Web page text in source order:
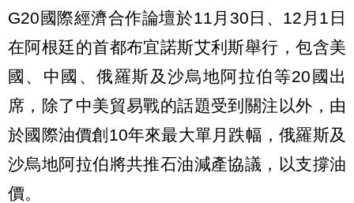
G20國際經濟合作論壇於11月30日、12月1日
在阿根廷的首都布宜諾斯艾利斯舉行，包含美
國、中國、俄羅斯及沙烏地阿拉伯等20國出
席，除了中美貿易戰的話題受到關注以外，由
於國際油價創10年來最大單月跌幅，俄羅斯及
沙烏地阿拉伯將共推石油減產協議，以支撐油
價。